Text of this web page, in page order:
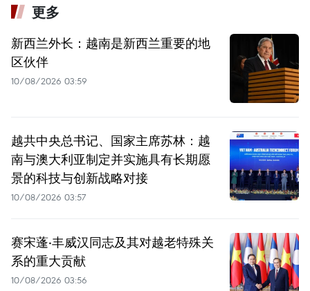
更多
新西兰外长：越南是新西兰重要的地
区伙伴
10/08/2026 03:59
越共中央总书记、国家主席苏林：越
南与澳大利亚制定并实施具有长期愿
景的科技与创新战略对接
10/08/2026 03:57
赛宋蓬·丰威汉同志及其对越老特殊关
系的重大贡献
10/08/2026 03:56